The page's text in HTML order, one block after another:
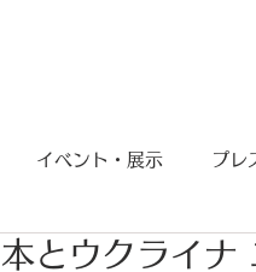
イベント・展示 プレ
本とウクライ